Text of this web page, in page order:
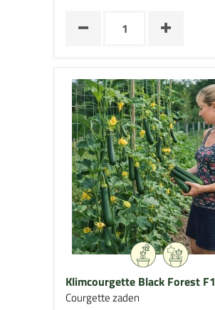
Klimcourgette Black Forest F1
Courgette zaden